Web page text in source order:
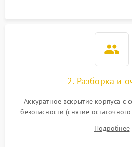
2. Разборка и
Аккуратное вскрытие корпуса с
безопасности (снятие
и кистей для предотвращения
Подробнее